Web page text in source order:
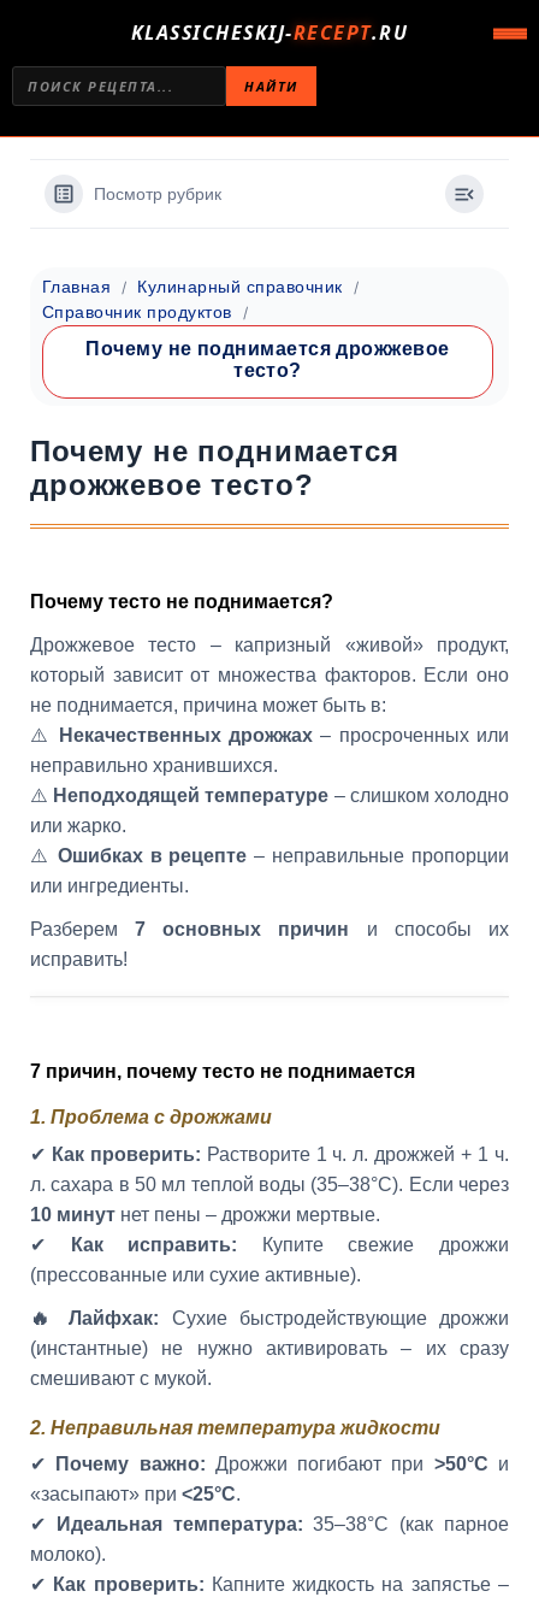
KLASSICHESKIJ-RECEPT.RU
НАЙТИ
Посмотр рубрик
Главная
Кулинарный справочник
Справочник продуктов
Почему не поднимается дрожжевое
тесто?
Почему не поднимается
дрожжевое тесто?
Почему тесто не поднимается?
Дрожжевое тесто – капризный «живой» продукт,
который зависит от множества факторов. Если оно
не поднимается, причина может быть в:
⚠️
Некачественных дрожжах– просроченных или
неправильно хранившихся.
⚠️ Неподходящей температуре – слишком холодно
или жарко.
⚠️ Ошибках в рецепте – неправильные пропорции
или ингредиенты.
Разберем7 основных причин и способы их
исправить!
7 причин, почему тесто не поднимается
1. Проблема с дрожжами
✔ Как проверить: Растворите 1 ч. л. дрожжей + 1 ч.
л. сахара в 50 мл теплой воды (35–38°C). Если через
10 минут нет пены – дрожжи мертвые.
✔
Как исправить: Купите свежие дрожжи
(прессованные или сухие активные).
🔥 Лайфхак: Сухие быстродействующие дрожжи
(инстантные) не нужно активировать – их сразу
смешивают с мукой.
2. Неправильная температура жидкости
✔
Почему важно: Дрожжи погибают при >50°C и
«засыпают» при <25°C.
✔
Идеальная температура: 35–38°C (как парное
молоко).
✔ Как проверить: Капните жидкость на запястье –